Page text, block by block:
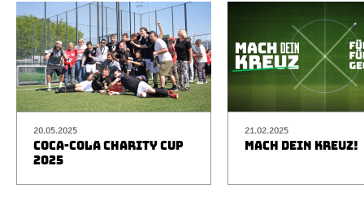
20.05.2025
COCA-COLA CHARITY CUP
2025
21.02.2025
MACH DEIN KREUZ!